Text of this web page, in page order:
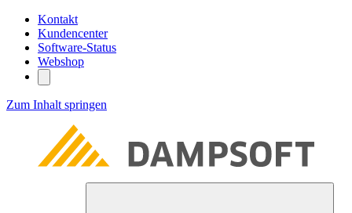
Kontakt
Kundencenter
Software-Status
Webshop
Zum Inhalt springen